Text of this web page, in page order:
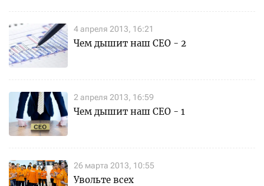
4 апреля 2013, 16:21
Чем дышит наш СЕО - 2
2 апреля 2013, 16:59
Чем дышит наш CEO - 1
26 марта 2013, 10:55
Увольте всех